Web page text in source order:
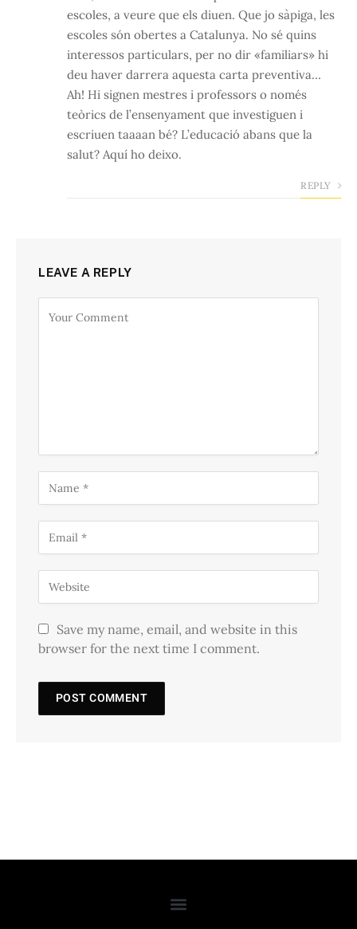
escoles, a veure que els diuen. Que jo sàpiga, les
escoles són obertes a Catalunya. No sé quins
interessos particulars, per no dir «familiars» hi
deu haver darrera aquesta carta preventiva…
Ah! Hi signen mestres i professors o només
teòrics de l’ensenyament que investiguen i
escriuen taaaan bé? L’educació abans que la
salut? Aquí ho deixo.
REPLY
LEAVE A REPLY
Save my name, email, and website in this
browser for the next time I comment.